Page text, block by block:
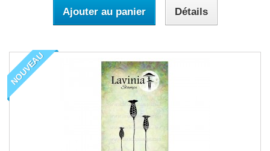
Ajouter au panier Détails
NOUVEAU